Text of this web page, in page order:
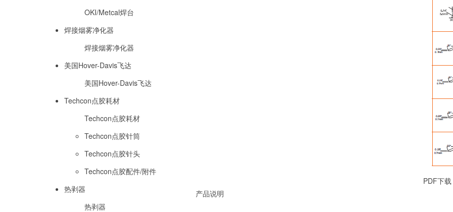
OKI/Metcal焊台
焊接烟雾净化器
焊接烟雾净化器
美国Hover-Davis飞达
美国Hover-Davis飞达
Techcon点胶耗材
Techcon点胶耗材
Techcon点胶针筒
Techcon点胶针头
Techcon点胶配件/附件
热剥器
热剥器
PDF下载
产品说明